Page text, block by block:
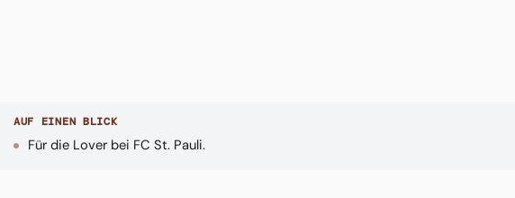
AUF EINEN BLICK
Für die Lover bei FC St. Pauli.